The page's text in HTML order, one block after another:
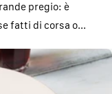
pregio: è
fatti di corsa o...